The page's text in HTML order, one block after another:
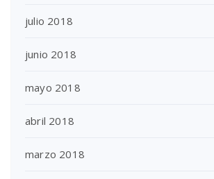
julio 2018
junio 2018
mayo 2018
abril 2018
marzo 2018